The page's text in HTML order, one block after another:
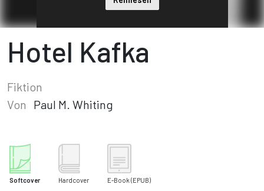
Hotel Kafka
Fiktion
Von
Paul M. Whiting
Softcover Hardcover E-Book (EPUB)